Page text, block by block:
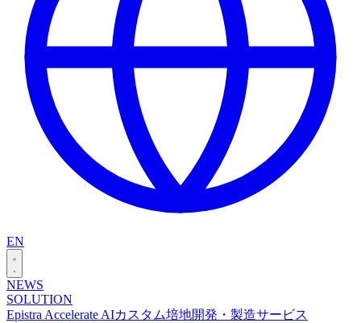
EN
NEWS
SOLUTION
Epistra Accelerate AIカスタム培地開発・製造サービス